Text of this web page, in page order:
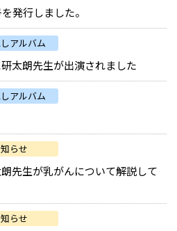
発行しました。
アルバム
太朗先生が出演されました
アルバム
らせ
先生が乳がんについて解説して
らせ